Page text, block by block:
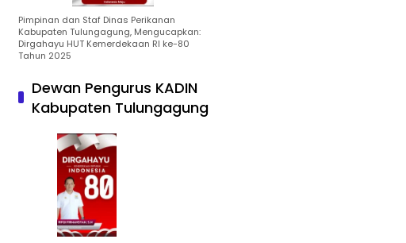
Pimpinan dan Staf Dinas Perikanan
Kabupaten Tulungagung, Mengucapkan:
Dirgahayu HUT Kemerdekaan RI ke-80
Tahun 2025
Dewan Pengurus KADIN
Kabupaten Tulungagung